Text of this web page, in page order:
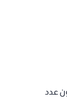
عدد